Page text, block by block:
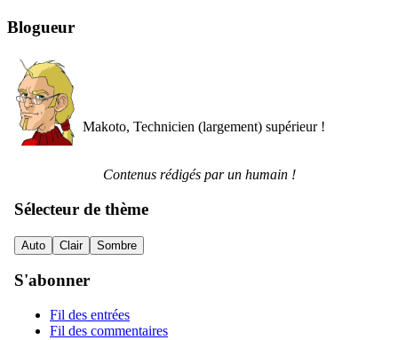
Blogueur
Makoto, Technicien (largement) supérieur !
Contenus rédigés par un humain !
Sélecteur de thème
Auto Clair Sombre
S'abonner
Fil des entrées
Fil des commentaires